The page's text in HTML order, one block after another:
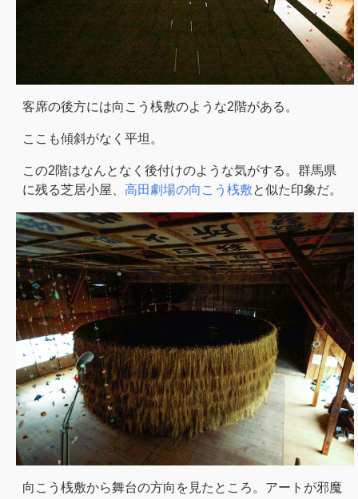
客席の後方には向こう桟敷のような2階がある。
ここも傾斜がなく平坦。
この2階はなんとなく後付けのような気がする。群馬県
に残る芝居小屋、 高田劇場の向こう桟敷と似た印象だ。
向こう桟敷から舞台の方向を見たところ。アートが邪魔